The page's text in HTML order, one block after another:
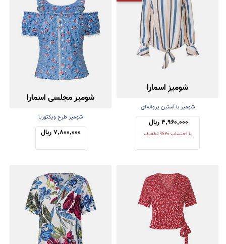
شومیز اسمارا
شومیز با آستین پروانه‌ای
4,960,000 ریال
با احتساب 20% تخفیف
شومیز مجلسی اسمارا
شومیز طرح ویکتوریا
7,800,000 ریال